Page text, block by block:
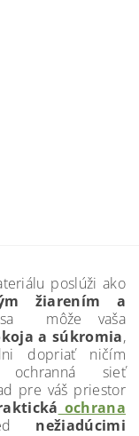
poslúži ako
žiarením a
sa môže vaša
a súkromia,
dopriať ničím
sieť
pre váš priestor
ochrana
nežiadúcimi